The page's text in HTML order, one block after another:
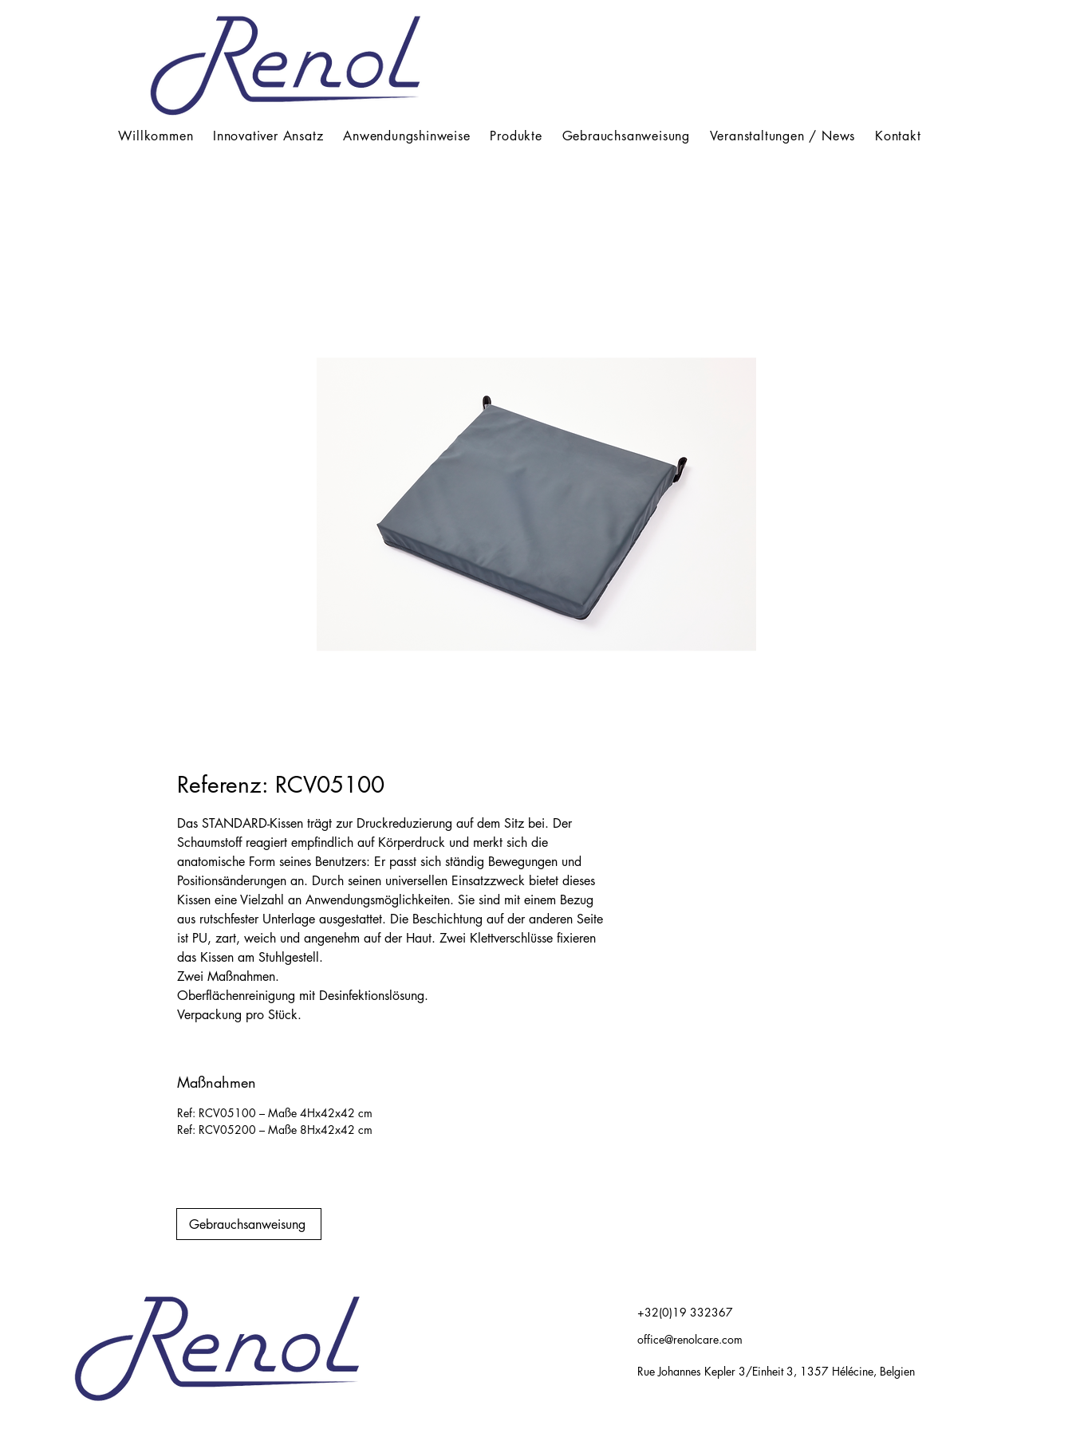
Willkommen Innovativer Ansatz Anwendungshinweise Produkte Gebrauchsanweisung Veranstaltungen / News Kontakt
Referenz: RCV05100
Das STANDARD-Kissen trägt zur Druckreduzierung auf dem Sitz bei. Der
Schaumstoff reagiert empfindlich auf Körperdruck und merkt sich die
anatomische Form seines Benutzers: Er passt sich ständig Bewegungen und
Positionsänderungen an. Durch seinen universellen Einsatzzweck bietet dieses
Kissen eine Vielzahl an Anwendungsmöglichkeiten. Sie sind mit einem Bezug
aus rutschfester Unterlage ausgestattet. Die Beschichtung auf der anderen Seite
ist PU, zart, weich und angenehm auf der Haut. Zwei Klettverschlüsse fixieren
das Kissen am Stuhlgestell.
Zwei Maßnahmen.
Oberflächenreinigung mit Desinfektionslösung.
Verpackung pro Stück.
Maßnahmen
Ref: RCV05100 – Maße 4Hx42x42 cm
Ref: RCV05200 – Maße 8Hx42x42 cm
Gebrauchsanweisung
+32(0)19 332367
office@renolcare.com
Rue Johannes Kepler 3/Einheit 3, 1357 Hélécine, Belgien